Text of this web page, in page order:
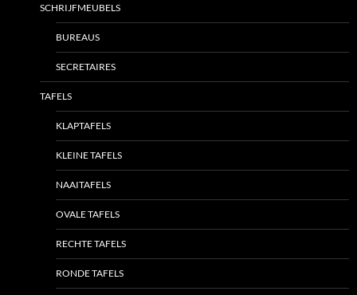
SCHRIJFMEUBELS
BUREAUS
SECRETAIRES
TAFELS
KLAPTAFELS
KLEINE TAFELS
NAAITAFELS
OVALE TAFELS
RECHTE TAFELS
RONDE TAFELS